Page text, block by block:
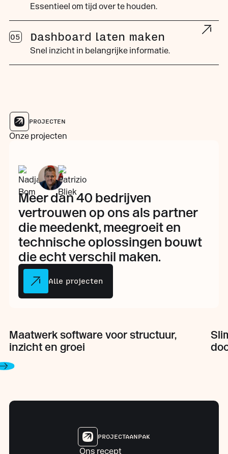
Essentieel om tijd over te houden.
05 Dashboard laten maken
Snel inzicht in belangrijke informatie.
PROJECTEN
Onze projecten
Meer dan 40 bedrijven
vertrouwen op ons als partner
die meedenkt, meegroeit en
technische oplossingen bouwt
die echt verschil maken.
Alle projecten
Maatwerk software voor structuur,
inzicht en groei
PROJECTAANPAK
Ons recept